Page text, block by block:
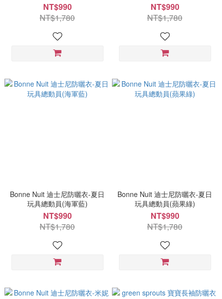
NT$990
NT$1,780
NT$990
NT$1,780
Bonne Nuit 迪士尼防曬衣-夏日
玩具總動員(海軍藍)
NT$990
NT$1,780
Bonne Nuit 迪士尼防曬衣-夏日
玩具總動員(蘋果綠)
NT$990
NT$1,780